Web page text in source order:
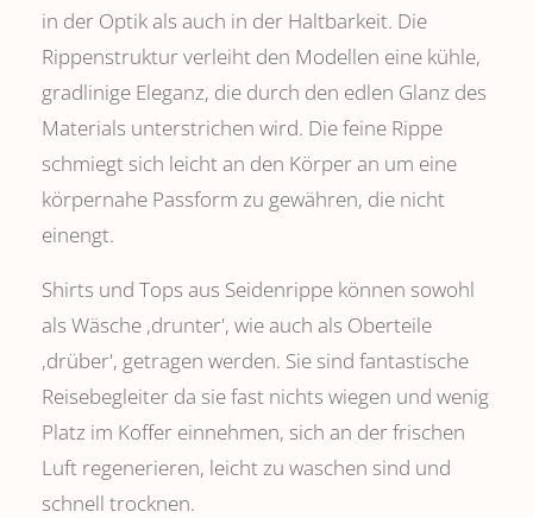
in der Optik als auch in der Haltbarkeit. Die
Rippenstruktur verleiht den Modellen eine kühle,
gradlinige Eleganz, die durch den edlen Glanz des
Materials unterstrichen wird. Die feine Rippe
schmiegt sich leicht an den Körper an um eine
körpernahe Passform zu gewähren, die nicht
einengt.
Shirts und Tops aus Seidenrippe können sowohl
als Wäsche ,drunter', wie auch als Oberteile
‚drüber', getragen werden. Sie sind fantastische
Reisebegleiter da sie fast nichts wiegen und wenig
Platz im Koffer einnehmen, sich an der frischen
Luft regenerieren, leicht zu waschen sind und
schnell trocknen.